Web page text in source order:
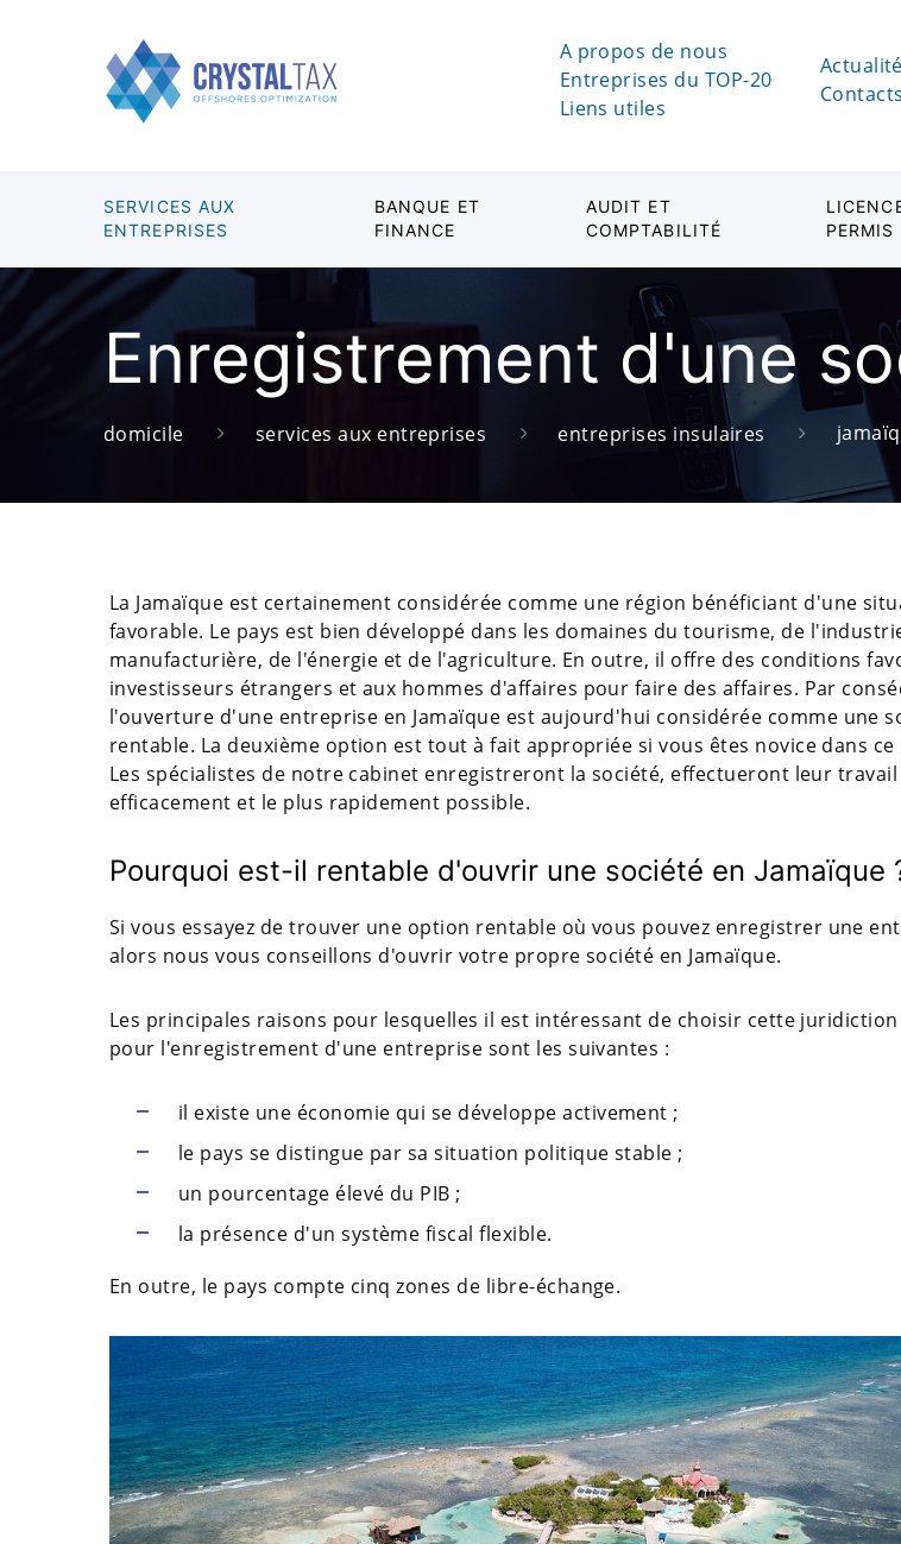
A propos de nous
Entreprises du TOP-20
Liens utiles
Contacts
SERVICES AUX
ENTREPRISES
BANQUE ET
FINANCE
AUDIT ET
COMPTABILITÉ
PERMIS
Enregistrement d'une
domicile services aux entreprises entreprises insulaires
La Jamaïque est certainement considérée comme une région bénéficiant d'une
favorable. Le pays est bien développé dans les domaines du tourisme, de
manufacturière, de l'énergie et de l'agriculture. En outre, il offre des conditions
investisseurs étrangers et aux hommes d'affaires pour faire des affaires. Par
l'ouverture d'une entreprise en Jamaïque est aujourd'hui considérée comme une
rentable. La deuxième option est tout à fait appropriée si vous êtes novice dans ce
Les spécialistes de notre cabinet enregistreront la société, effectueront leur travail
efficacement et le plus rapidement possible.
Pourquoi est-il rentable d'ouvrir une société en Jamaïque
Si vous essayez de trouver une option rentable où vous pouvez enregistrer une
alors nous vous conseillons d'ouvrir votre propre société en Jamaïque.
Les principales raisons pour lesquelles il est intéressant de choisir cette
pour l'enregistrement d'une entreprise sont les suivantes :
il existe une économie qui se développe activement ;
le pays se distingue par sa situation politique stable ;
un pourcentage élevé du PIB ;
la présence d'un système fiscal flexible.
En outre, le pays compte cinq zones de libre-échange.